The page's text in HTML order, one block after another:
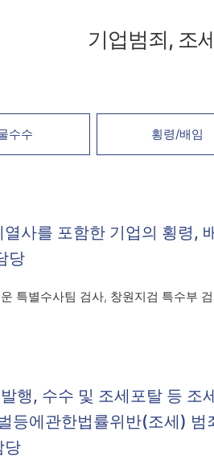
기업범죄, 조
수수 횡령/배임
사를 포함한 기업의 횡령,
당
특별수사팀 검사, 창원지검 특수부
행, 수수 및 조세포탈 등 조
등에관한법률위반(조세) 범
당